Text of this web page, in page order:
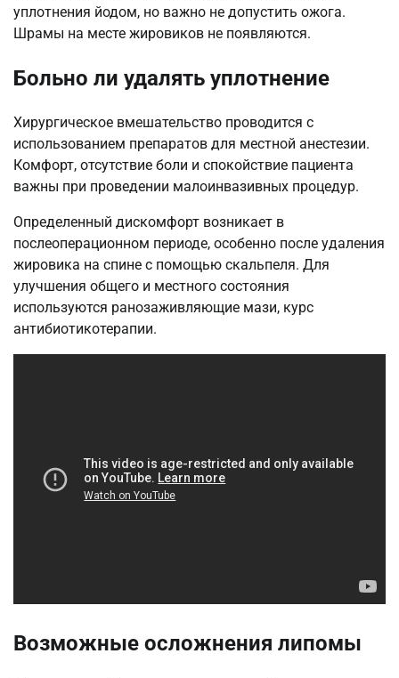
уплотнения йодом, но важно не допустить ожога.
Шрамы на месте жировиков не появляются.
Больно ли удалять уплотнение
Хирургическое вмешательство проводится с
использованием препаратов для местной анестезии.
Комфорт, отсутствие боли и спокойствие пациента
важны при проведении малоинвазивных процедур.
Определенный дискомфорт возникает в
послеоперационном периоде, особенно после удаления
жировика на спине с помощью скальпеля. Для
улучшения общего и местного состояния
используются ранозаживляющие мази, курс
антибиотикотерапии.
Возможные осложнения липомы